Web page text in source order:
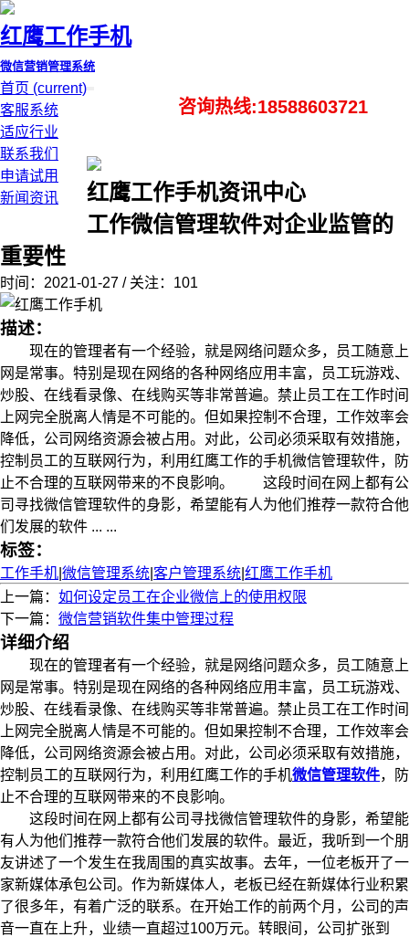
红鹰工作手机
微信营销管理系统
首页 (current)
客服系统
适应行业
联系我们
申请试用
新闻资讯
咨询热线:18588603721
红鹰工作手机资讯中心
工作微信管理软件对企业监管的
重要性
时间：2021-01-27 / 关注：101
描述：
现在的管理者有一个经验，就是网络问题众多，员工随意上
网是常事。特别是现在网络的各种网络应用丰富，员工玩游戏、
炒股、在线看录像、在线购买等非常普遍。禁止员工在工作时间
上网完全脱离人情是不可能的。但如果控制不合理，工作效率会
降低，公司网络资源会被占用。对此，公司必须采取有效措施，
控制员工的互联网行为，利用红鹰工作的手机微信管理软件，防
止不合理的互联网带来的不良影响。 这段时间在网上都有公
司寻找微信管理软件的身影，希望能有人为他们推荐一款符合他
们发展的软件 ... ...
标签：
工作手机 微信管理系统 客户管理系统 红鹰工作手机
上一篇： 如何设定员工在企业微信上的使用权限
下一篇： 微信营销软件集中管理过程
详细介绍
现在的管理者有一个经验，就是网络问题众多，员工随意上
网是常事。特别是现在网络的各种网络应用丰富，员工玩游戏、
炒股、在线看录像、在线购买等非常普遍。禁止员工在工作时间
上网完全脱离人情是不可能的。但如果控制不合理，工作效率会
降低，公司网络资源会被占用。对此，公司必须采取有效措施，
控制员工的互联网行为，利用红鹰工作的手机微信管理软件，防
止不合理的互联网带来的不良影响。
这段时间在网上都有公司寻找微信管理软件的身影，希望能
有人为他们推荐一款符合他们发展的软件。最近，我听到一个朋
友讲述了一个发生在我周围的真实故事。去年，一位老板开了一
家新媒体承包公司。作为新媒体人，老板已经在新媒体行业积累
了很多年，有着广泛的联系。在开始工作的前两个月，公司的声
音一直在上升，业绩一直超过100万元。转眼间，公司扩张到